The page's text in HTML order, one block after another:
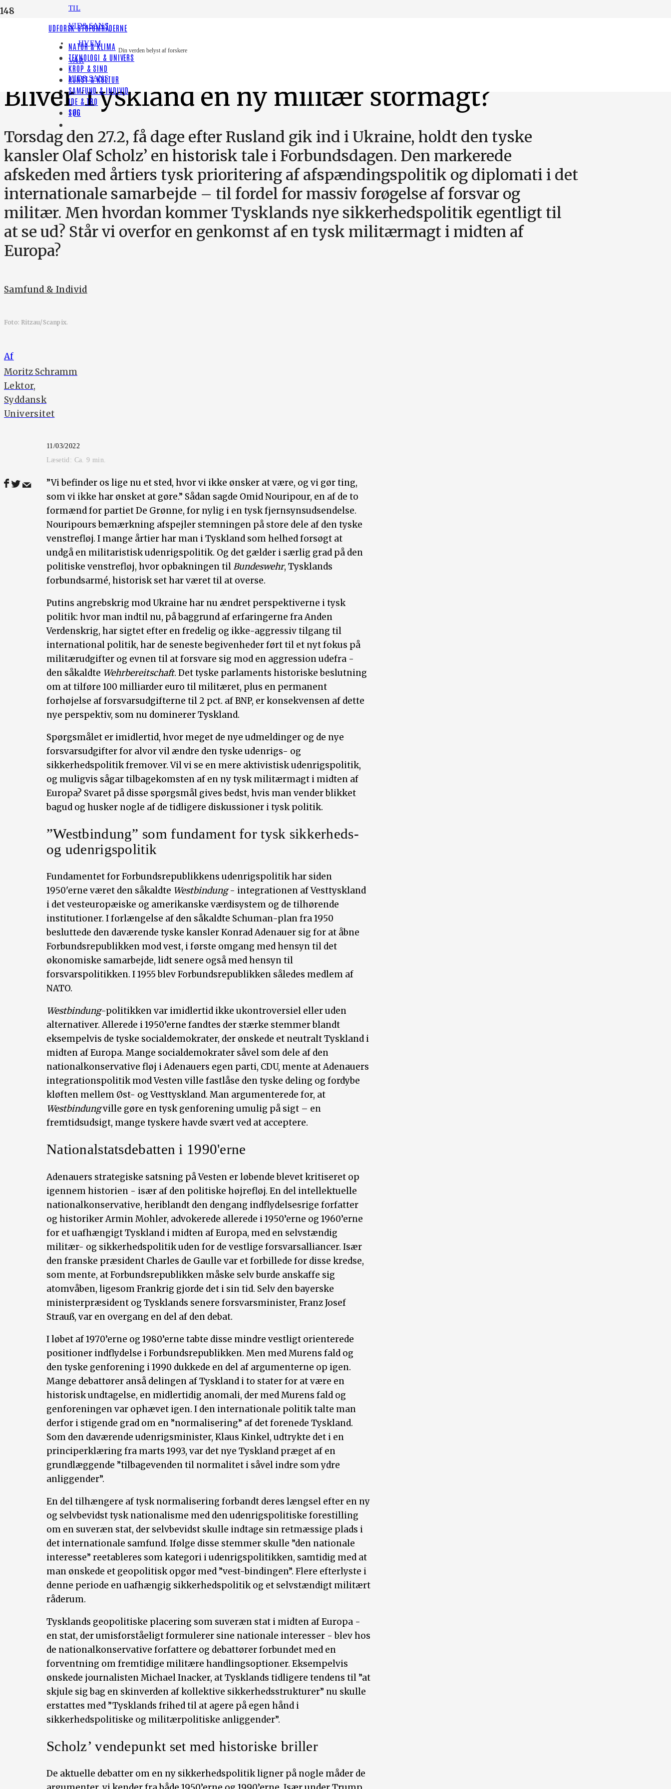
TIL
VID&SANS
HVEM
VAR
VID&SANS
Din verden belyst af forskere
UDFORSK STOFOMRÅDERNE
NATUR & KLIMA
TEKNOLOGI & UNIVERS
KROP & SIND
KUNST & KULTUR
SAMFUND & INDIVID
IDE & TRO
SØG
LYT TIL HISTORIEN
INTERNATIONALT
Bliver Tyskland en ny militær stormagt?
Torsdag den 27.2, få dage efter Rusland gik ind i Ukraine, holdt den tyske
kansler Olaf Scholz’ en historisk tale i Forbundsdagen. Den markerede
afskeden med årtiers tysk prioritering af afspændingspolitik og diplomati i det
internationale samarbejde – til fordel for massiv forøgelse af forsvar og
militær. Men hvordan kommer Tysklands nye sikkerhedspolitik egentligt til
at se ud? Står vi overfor en genkomst af en tysk militærmagt i midten af
Europa?
Samfund & Individ
Foto: Ritzau/Scanpix.
Af
Moritz Schramm
Lektor,
Syddansk
Universitet
11/03/2022
Læsetid: Ca.9 min.
”Vi befinder os lige nu et sted, hvor vi ikke ønsker at være, og vi gør ting,
som vi ikke har ønsket at gøre.” Sådan sagde Omid Nouripour, en af de to
formænd for partiet De Grønne, for nylig i en tysk fjernsynsudsendelse.
Nouripours bemærkning afspejler stemningen på store dele af den tyske
venstrefløj. I mange årtier har man i Tyskland som helhed forsøgt at
undgå en militaristisk udenrigspolitik. Og det gælder i særlig grad på den
politiske venstrefløj, hvor opbakningen tilBundeswehr, Tysklands
forbundsarmé, historisk set har været til at overse.
Putins angrebskrig mod Ukraine har nu ændret perspektiverne i tysk
politik: hvor man indtil nu, på baggrund af erfaringerne fra Anden
Verdenskrig, har sigtet efter en fredelig og ikke-aggressiv tilgang til
international politik, har de seneste begivenheder ført til et nyt fokus på
militærudgifter og evnen til at forsvare sig mod en aggression udefra -
den såkaldte Wehrbereitschaft. Det tyske parlaments historiske beslutning
om at tilføre 100 milliarder euro til militæret, plus en permanent
forhøjelse af forsvarsudgifterne til 2 pct. af BNP, er konsekvensen af dette
nye perspektiv, som nu dominerer Tyskland.
Spørgsmålet er imidlertid, hvor meget de nye udmeldinger og de nye
forsvarsudgifter for alvor vil ændre den tyske udenrigs- og
sikkerhedspolitik fremover. Vil vi se en mere aktivistisk udenrigspolitik,
og muligvis sågar tilbagekomsten af en ny tysk militærmagt i midten af
Europa? Svaret på disse spørgsmål gives bedst, hvis man vender blikket
bagud og husker nogle af de tidligere diskussioner i tysk politik.
”Westbindung” som fundament for tysk sikkerheds-
og udenrigspolitik
Fundamentet for Forbundsrepublikkens udenrigspolitik har siden
1950'erne været den såkaldte Westbindung- integrationen af Vesttyskland
i det vesteuropæiske og amerikanske værdisystem og de tilhørende
institutioner. I forlængelse af den såkaldte Schuman-plan fra 1950
besluttede den daværende tyske kansler Konrad Adenauer sig for at åbne
Forbundsrepublikken mod vest, i første omgang med hensyn til det
økonomiske samarbejde, lidt senere også med hensyn til
forsvarspolitikken. I 1955 blev Forbundsrepublikken således medlem af
NATO.
Westbindung-politikken var imidlertid ikke ukontroversiel eller uden
alternativer. Allerede i 1950’erne fandtes der stærke stemmer blandt
eksempelvis de tyske socialdemokrater, der ønskede et neutralt Tyskland i
midten af Europa. Mange socialdemokrater såvel som dele af den
nationalkonservative fløj i Adenauers egen parti, CDU, mente at Adenauers
integrationspolitik mod Vesten ville fastlåse den tyske deling og fordybe
kløften mellem Øst- og Vesttyskland. Man argumenterede for, at
Westbindungville gøre en tysk genforening umulig på sigt – en
fremtidsudsigt, mange tyskere havde svært ved at acceptere.
Nationalstatsdebatten i 1990'erne
Adenauers strategiske satsning på Vesten er løbende blevet kritiseret op
igennem historien - især af den politiske højrefløj. En del intellektuelle
nationalkonservative, heriblandt den dengang indflydelsesrige forfatter
og historiker Armin Mohler, advokerede allerede i 1950’erne og 1960’erne
for et uafhængigt Tyskland i midten af Europa, med en selvstændig
militær- og sikkerhedspolitik uden for de vestlige forsvarsalliancer. Især
den franske præsident Charles de Gaulle var et forbillede for disse kredse,
som mente, at Forbundsrepublikken måske selv burde anskaffe sig
atomvåben, ligesom Frankrig gjorde det i sin tid. Selv den bayerske
ministerpræsident og Tysklands senere forsvarsminister, Franz Josef
Strauß, var en overgang en del af den debat.
I løbet af 1970’erne og 1980’erne tabte disse mindre vestligt orienterede
positioner indflydelse i Forbundsrepublikken. Men med Murens fald og
den tyske genforening i 1990 dukkede en del af argumenterne op igen.
Mange debattører anså delingen af Tyskland i to stater for at være en
historisk undtagelse, en midlertidig anomali, der med Murens fald og
genforeningen var ophævet igen. I den internationale politik talte man
derfor i stigende grad om en ”normalisering” af det forenede Tyskland.
Som den daværende udenrigsminister, Klaus Kinkel, udtrykte det i en
principerklæring fra marts 1993, var det nye Tyskland præget af en
grundlæggende ”tilbagevenden til normalitet i såvel indre som ydre
anliggender”.
En del tilhængere af tysk normalisering forbandt deres længsel efter en ny
og selvbevidst tysk nationalisme med den udenrigspolitiske forestilling
om en suveræn stat, der selvbevidst skulle indtage sin retmæssige plads i
det internationale samfund. Ifølge disse stemmer skulle ”den nationale
interesse” reetableres som kategori i udenrigspolitikken, samtidig med at
man ønskede et geopolitisk opgør med ”vest-bindingen”. Flere efterlyste i
denne periode en uafhængig sikkerhedspolitik og et selvstændigt militært
råderum.
Tysklands geopolitiske placering som suveræn stat i midten af Europa -
en stat, der umisforståeligt formulerer sine nationale interesser - blev hos
de nationalkonservative forfattere og debattører forbundet med en
forventning om fremtidige militære handlingsoptioner. Eksempelvis
ønskede journalisten Michael Inacker, at Tysklands tidligere tendens til ”at
skjule sig bag en skinverden af kollektive sikkerhedsstrukturer” nu skulle
erstattes med ”Tysklands frihed til at agere på egen hånd i
sikkerhedspolitiske og militærpolitiske anliggender”.
Scholz’ vendepunkt set med historiske briller
De aktuelle debatter om en ny sikkerhedspolitik ligner på nogle måder de